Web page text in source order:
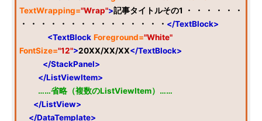
TextWrapping="Wrap">記事タイトルその1 ・ ・ ・ ・ ・ ・
・ ・ ・ ・ ・ ・ ・ ・ ・ ・ ・ ・ ・ ・ ・ </TextBlock>
<TextBlock Foreground="White"
FontSize="12">20XX/XX/XX</TextBlock>
</StackPanel>
</ListViewItem>
……省略（複数のListViewItem）……
</ListView>
</DataTemplate>